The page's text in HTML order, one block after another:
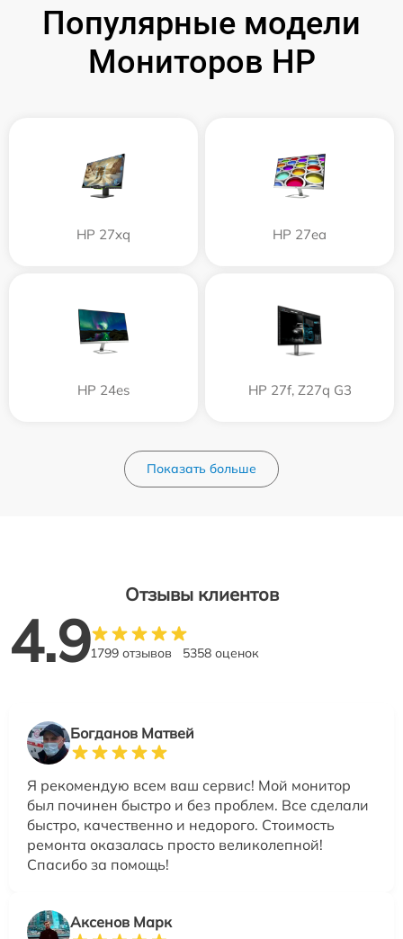
Популярные модели
Мониторов HP
HP 27xq HP 27ea
HP 24es HP 27f, Z27q G3
Показать больше
Отзывы клиентов
4.91799 отзывов 5358 оценок
Богданов Матвей
Я рекомендую всем ваш сервис! Мой монитор
был починен быстро и без проблем. Все сделали
быстро, качественно и недорого. Стоимость
ремонта оказалась просто великолепной!
Спасибо за помощь!
Аксенов Марк